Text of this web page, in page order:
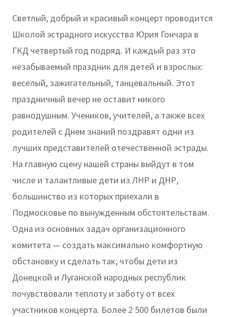
Светлый, добрый и красивый концерт проводится
Школой эстрадного искусства Юрия Гончара в
ГКД четвертый год подряд. И каждый раз это
незабываемый праздник для детей и взрослых:
веселый, зажигательный, танцевальный. Этот
праздничный вечер не оставит никого
равнодушным. Учеников, учителей, а также всех
родителей с Днем знаний поздравят одни из
лучших представителей отечественной эстрады.
На главную сцену нашей страны выйдут в том
числе и талантливые дети из ЛНР и ДНР,
большинство из которых приехали в
Подмосковье по вынужденным обстоятельствам.
Одна из основных задач организационного
комитета — создать максимально комфортную
обстановку и сделать так, чтобы дети из
Донецкой и Луганской народных республик
почувствовали теплоту и заботу от всех
участников концерта. Более 2 500 билетов были